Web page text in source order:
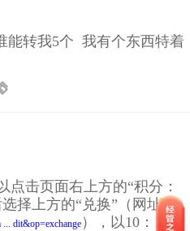
能转我5个 我有个东西特着
点击页面右上方的“积分：
择上方的“兑换”（网址：
... dit&op=exchange ），以10：1的